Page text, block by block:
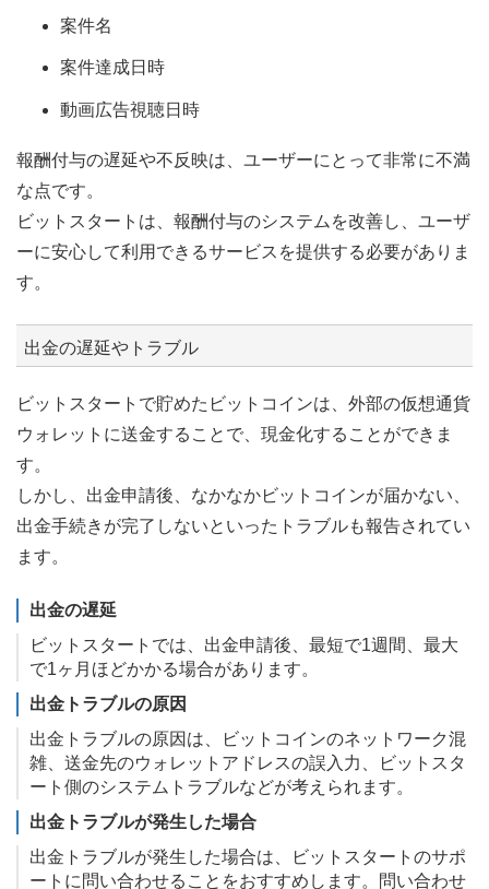
案件名
案件達成日時
動画広告視聴日時
報酬付与の遅延や不反映は、ユーザーにとって非常に不満
な点です。
ビットスタートは、報酬付与のシステムを改善し、ユーザ
ーに安心して利用できるサービスを提供する必要がありま
す。
出金の遅延やトラブル
ビットスタートで貯めたビットコインは、外部の仮想通貨
ウォレットに送金することで、現金化することができま
す。
しかし、出金申請後、なかなかビットコインが届かない、
出金手続きが完了しないといったトラブルも報告されてい
ます。
出金の遅延
ビットスタートでは、出金申請後、最短で1週間、最大
で1ヶ月ほどかかる場合があります。
出金トラブルの原因
出金トラブルの原因は、ビットコインのネットワーク混
雑、送金先のウォレットアドレスの誤入力、ビットスタ
ート側のシステムトラブルなどが考えられます。
出金トラブルが発生した場合
出金トラブルが発生した場合は、ビットスタートのサポ
ートに問い合わせることをおすすめします。問い合わせ